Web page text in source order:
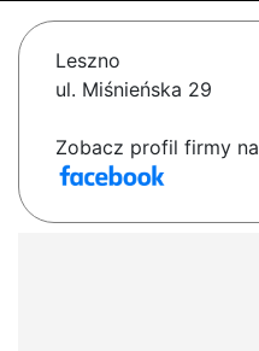
Leszno
ul. Miśnieńska 29
Zobacz profil firmy na